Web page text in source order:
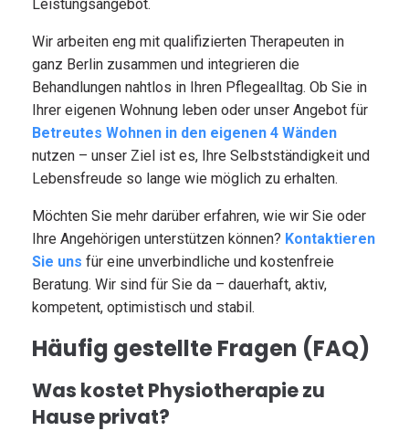
Leistungsangebot.
Wir arbeiten eng mit qualifizierten Therapeuten in
ganz Berlin zusammen und integrieren die
Behandlungen nahtlos in Ihren Pflegealltag. Ob Sie in
Ihrer eigenen Wohnung leben oder unser Angebot für
Betreutes Wohnen in den eigenen 4 Wänden
nutzen – unser Ziel ist es, Ihre Selbstständigkeit und
Lebensfreude so lange wie möglich zu erhalten.
Möchten Sie mehr darüber erfahren, wie wir Sie oder
Ihre Angehörigen unterstützen können? Kontaktieren
Sie uns für eine unverbindliche und kostenfreie
Beratung. Wir sind für Sie da – dauerhaft, aktiv,
kompetent, optimistisch und stabil.
Häufig gestellte Fragen (FAQ)
Was kostet Physiotherapie zu
Hause privat?